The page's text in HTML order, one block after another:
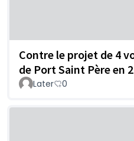
Contre le projet de 4
de Port Saint Père en 2
Later 0